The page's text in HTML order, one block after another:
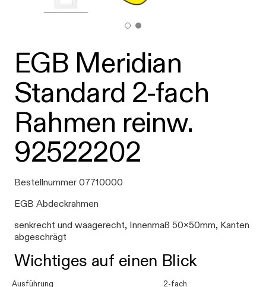
EGB Meridian
Standard 2-fach
Rahmen reinw.
92522202
Bestellnummer 07710000
EGB Abdeckrahmen
senkrecht und waagerecht, Innenmaß 50x50mm, Kanten
abgeschrägt
Wichtiges auf einen Blick
Ausführung 2-fach